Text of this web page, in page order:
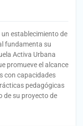
establecimiento de
fundamenta su
Activa Urbana
promueve el alcance
con capacidades
pedagógicas
de su proyecto de